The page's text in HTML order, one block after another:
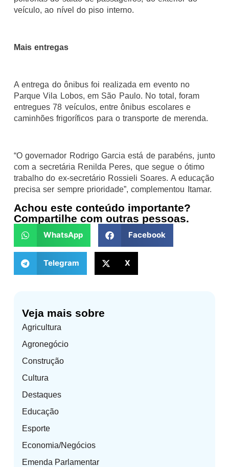
Veja mais sobre
Agricultura
Agronegócio
Construção
Cultura
Destaques
Educação
Esporte
Economia/Negócios
Emenda Parlamentar
veículo, ao nível do piso interno.
Mais entregas
A entrega do ônibus foi realizada em evento no
Parque Vila Lobos, em São Paulo. No total, foram
entregues 78 veículos, entre ônibus escolares e
caminhões frigoríficos para o transporte de merenda.
“O governador Rodrigo Garcia está de parabéns, junto
com a secretária Renilda Peres, que segue o ótimo
trabalho do ex-secretário Rossieli Soares. A educação
precisa ser sempre prioridade”, complementou Itamar.
Achou este conteúdo importante?
Compartilhe com outras pessoas.
WhatsApp Facebook
Telegram X